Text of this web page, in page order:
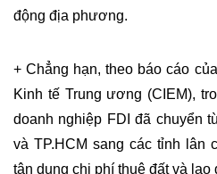
động địa phương.
+ Chẳng hạn, theo báo cáo
Kinh tế Trung ương (CIEM),
doanh nghiệp FDI đã chuyển
và TP.HCM sang các tỉnh lân
tận dụng chi phí thuê đất và lao